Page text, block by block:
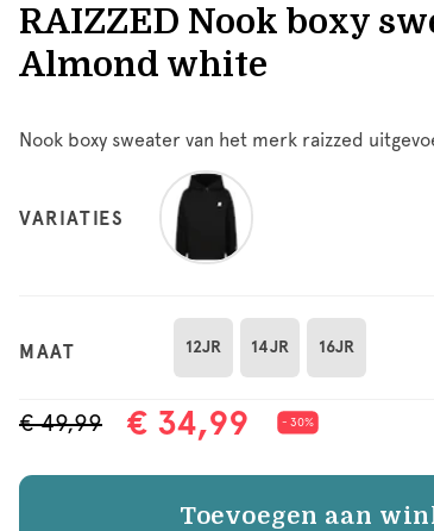
RAIZZED Nook boxy
Almond white
Nook boxy sweater van het merk raizzed
VARIATIES
MAAT 12JR 14JR 16JR
€ 49,99 € 34,99 - 30%
Toevoegen aan